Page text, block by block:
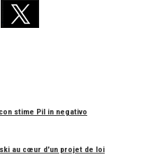
stime Pil in negativo
au cœur d'un projet de loi